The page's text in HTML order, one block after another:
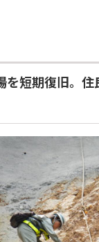
を短期復旧。住